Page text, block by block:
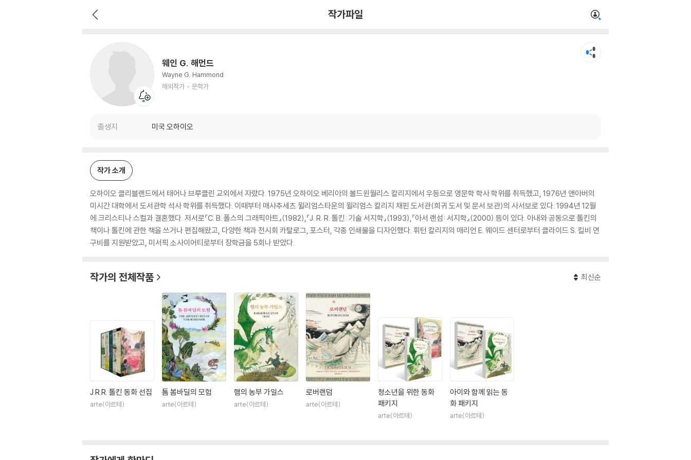
작가파일
웨인 G. 해먼드
Wayne G. Hammond
해외작가
문학가
출생지 미국 오하이오
작가 소개
오하이오 클리블랜드에서 태어나 브루클린 교외에서 자랐다. 1975년 오하이오 베리아의 볼드윈월리스 칼리지에서 우등으로 영문학 학사 학위를 취득했고, 1976년 앤아버의
미시간 대학에서 도서관학 석사 학위를 취득했다. 이때부터 매사추세츠 윌리엄스타운의 윌리엄스 칼리지 채핀 도서관(희귀 도서 및 문서 보관)의 사서보로 있다. 1994년 12월
에 크리스티나 스컬과 결혼했다. 저서로『C. B. 폴스의 그래픽아트』(1982),『J. R. R. 톨킨: 기술 서지학』(1993),『아서 랜섬: 서지학』(2000) 등이 있다. 아내와 공동으로 톨킨의
책이나 톨킨에 관한 책을 쓰거나 편집해왔고, 다양한 책과 전시회 카탈로그, 포스터, 각종 인쇄물을 디자인했다. 휘턴 칼리지의 매리언 E. 웨이드 센터로부터 클라이드 S. 킬비 연
구비를 지원받았고, 미서픽 소사이어티로부터 장학금을 5회나 받았다.
작가의 전체작품 최신순
J.R.R. 톨킨 동화 선집
arte(아르테)
톰 봄바딜의 모험
arte(아르테)
햄의 농부 가일스
arte(아르테)
로버랜덤
arte(아르테)
청소년을 위한 동화
패키지
arte(아르테)
아이와 함께 읽는 동
화 패키지
arte(아르테)